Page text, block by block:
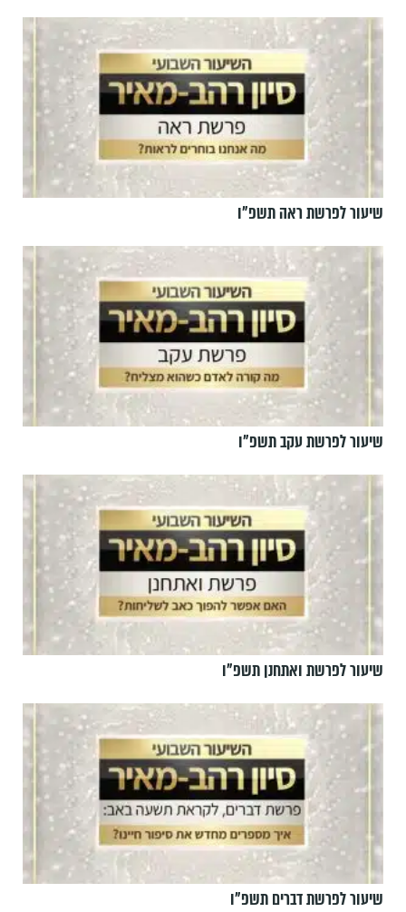
שיעור לפרשת ראה תשפ"ו
שיעור לפרשת עקב תשפ"ו
שיעור לפרשת ואתחנן תשפ"ו
שיעור לפרשת דברים תשפ"ו